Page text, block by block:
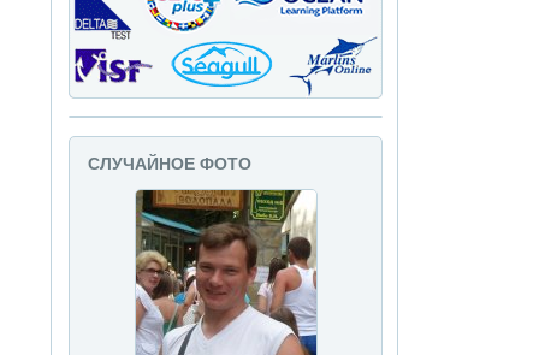
СЛУЧАЙНОЕ ФОТО